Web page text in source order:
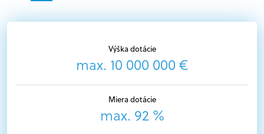
Výška dotácie
max. 10 000 000 €
Miera dotácie
max. 92 %